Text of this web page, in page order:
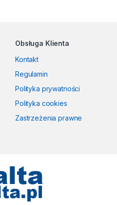
Obsługa Klienta
Kontakt
Regulamin
Polityka prywatności
Polityka cookies
Zastrzeżenia prawne